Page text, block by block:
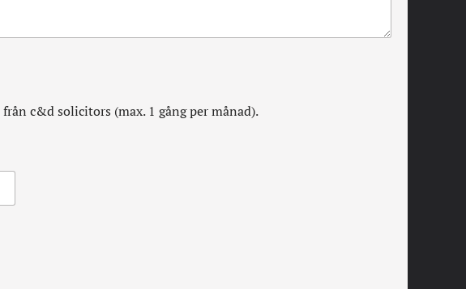
c&d solicitors (max. 1 gång per månad).